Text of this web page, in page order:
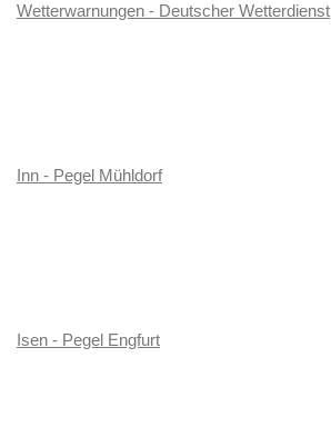
Wetterwarnungen - Deutscher Wetterdienst
Inn - Pegel Mühldorf
Isen - Pegel Engfurt